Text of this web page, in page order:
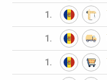
1.
1.
1.